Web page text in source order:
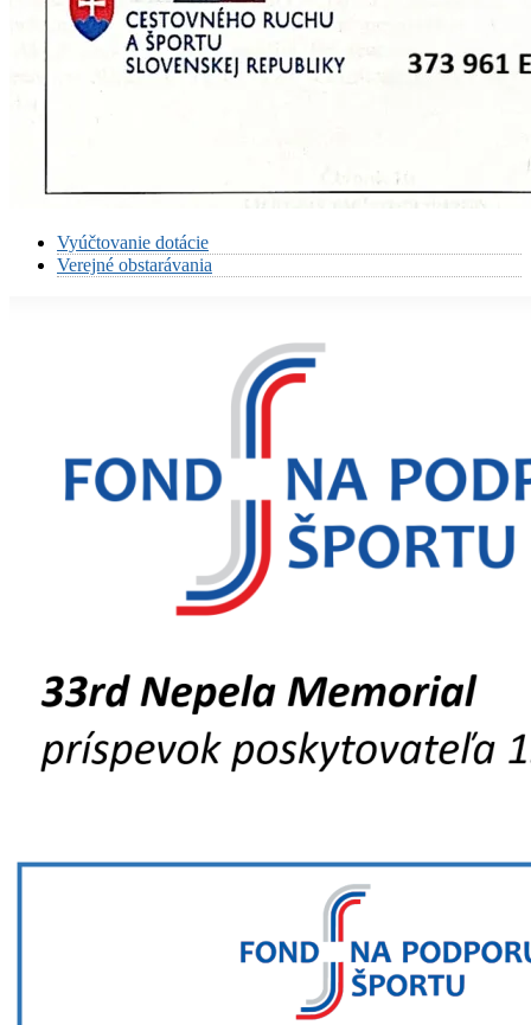
Vyúčtovanie dotácie
Verejné obstarávania